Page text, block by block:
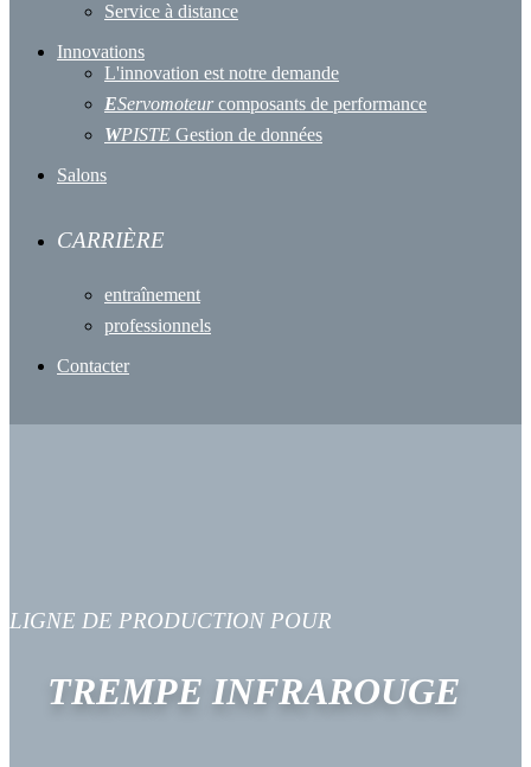
Service à distance
Innovations
L'innovation est notre demande
EServomoteur composants de performance
WPISTE Gestion de données
Salons
CARRIÈRE
entraînement
professionnels
Contacter
LIGNE DE PRODUCTION POUR
TREMPE INFRAROUGE